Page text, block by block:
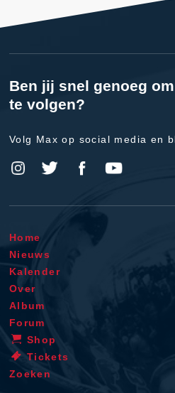
Ben jij snel genoeg
te volgen?
Volg Max op social media en
Home
Nieuws
Kalender
Over
Album
Forum
Shop
Tickets
Zoeken